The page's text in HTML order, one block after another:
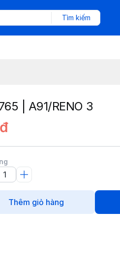
Tìm kiếm
| A91/RENO 3
Thêm giỏ hàng